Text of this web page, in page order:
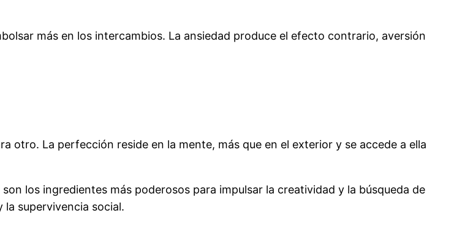
más en los intercambios. La ansiedad produce el efecto contrario, aversión
otro. La perfección reside en la mente, más que en el exterior y se accede a ella
los ingredientes más poderosos para impulsar la creatividad y la búsqueda de
supervivencia social.